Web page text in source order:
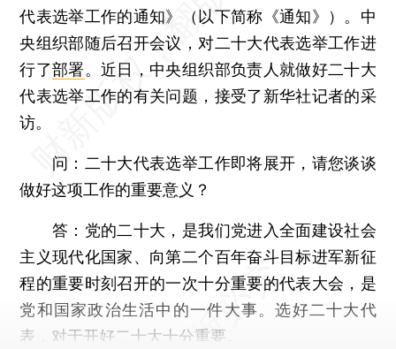
代表选举工作的通知》（以下简称《通知》）。中
央组织部随后召开会议，对二十大代表选举工作进
行了部署。近日，中央组织部负责人就做好二十大
代表选举工作的有关问题，接受了新华社记者的采
访。
问： 二十大代表选举工作即将展开，请您谈谈
做好这项工作的重要意义？
答： 党的二十大，是我们党进入全面建设社会
主义现代化国家、向第二个百年奋斗目标进军新征
程的重要时刻召开的一次十分重要的代表大会，是
党和国家政治生活中的一件大事。选好二十大代
表，对于开好二十大十分重要。